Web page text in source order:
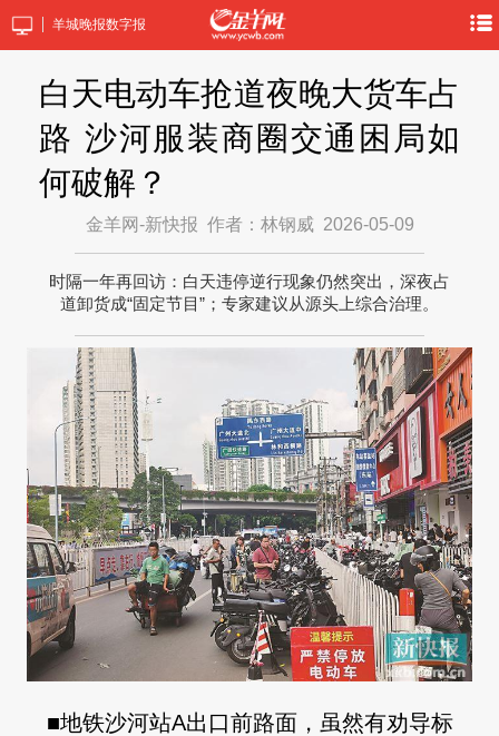
羊城晚报数字报
白天电动车抢道夜晚大货车占
路 沙河服装商圈交通困局如
何破解？
金羊网-新快报 作者：林钢威 2026-05-09
时隔一年再回访：白天违停逆行现象仍然突出，深夜占
道卸货成“固定节目”；专家建议从源头上综合治理。
■地铁沙河站A出口前路面，虽然有劝导标